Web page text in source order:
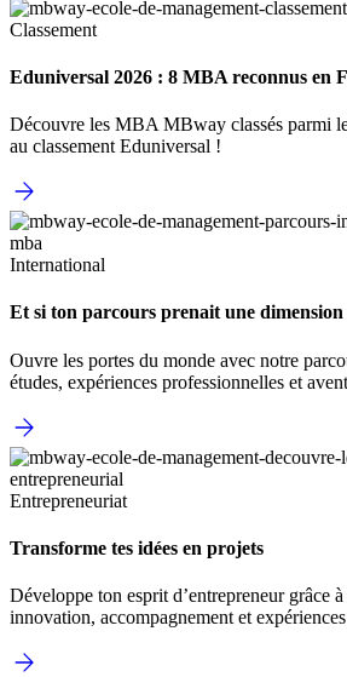
Classement
Eduniversal 2026 : 8 MBA reconnus en
Découvre les MBA MBway classés parmi
au classement Eduniversal !
International
Et si ton parcours prenait une
Ouvre les portes du monde avec notre
études, expériences professionnelles et
Entrepreneuriat
Transforme tes idées en projets
Développe ton esprit d’entrepreneur grâce
innovation, accompagnement et